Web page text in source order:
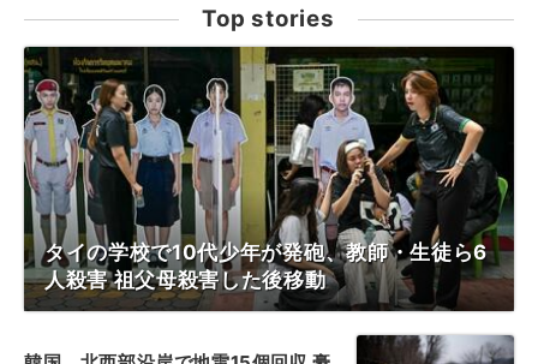
Top stories
タイの学校で10代少年が発砲、教師・生徒ら6
人殺害 祖父母殺害した後移動